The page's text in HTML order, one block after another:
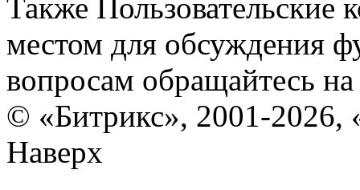
Также Пользовательские
местом для обсуждения
вопросам обращайтесь
© «Битрикс», 2001-2026,
Наверх